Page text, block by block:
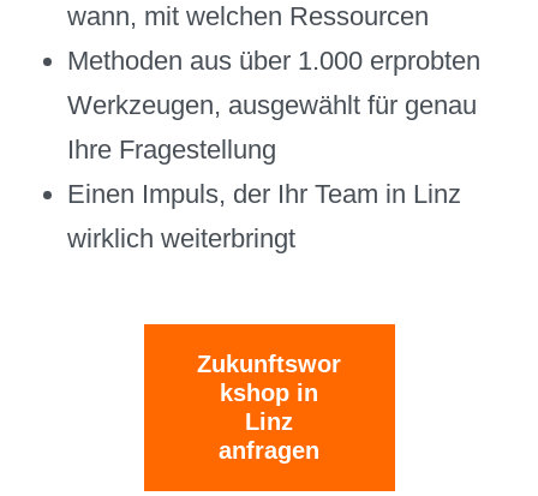
wann, mit welchen Ressourcen
Methoden aus über 1.000 erprobten
Werkzeugen, ausgewählt für genau
Ihre Fragestellung
Einen Impuls, der Ihr Team in Linz
wirklich weiterbringt
Zukunftswor
kshop in
Linz
anfragen